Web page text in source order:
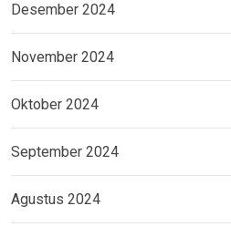
Desember 2024
November 2024
Oktober 2024
September 2024
Agustus 2024